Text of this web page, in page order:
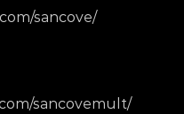
sancove/
sancovemult/